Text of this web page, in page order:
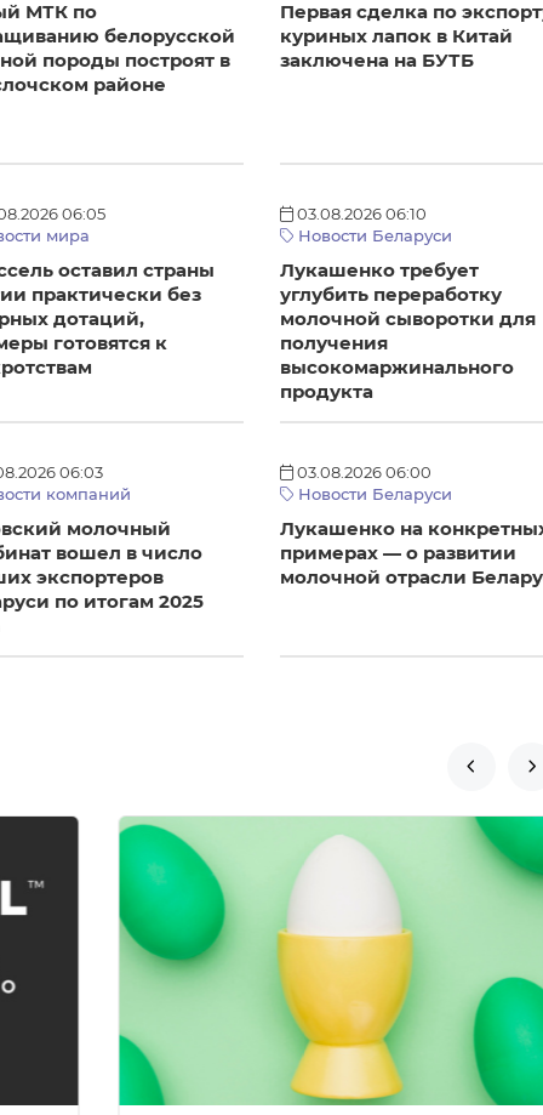
МТК по
белорусской
породы построят в
районе
Первая сделка по
куриных лапок в Китай
заключена на БУТБ
06:05
мира
оставил страны
практически без
дотаций,
готовятся к
03.08.2026 06:10
Новости Беларуси
Лукашенко требует
углубить переработку
молочной сыворотки для
получения
высокомаржинального
продукта
06:03
компаний
молочный
вошел в число
экспортеров
по итогам 2025
03.08.2026 06:00
Новости Беларуси
Лукашенко на
примерах — о развитии
молочной отрасли
 